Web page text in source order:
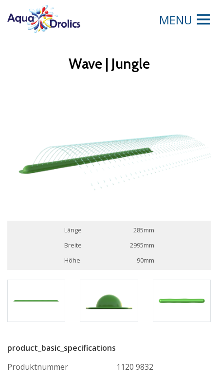
MENU
Wave | Jungle
Länge
285mm
Breite
2995mm
Höhe
90mm
product_basic_specifications
Produktnummer
1120 9832